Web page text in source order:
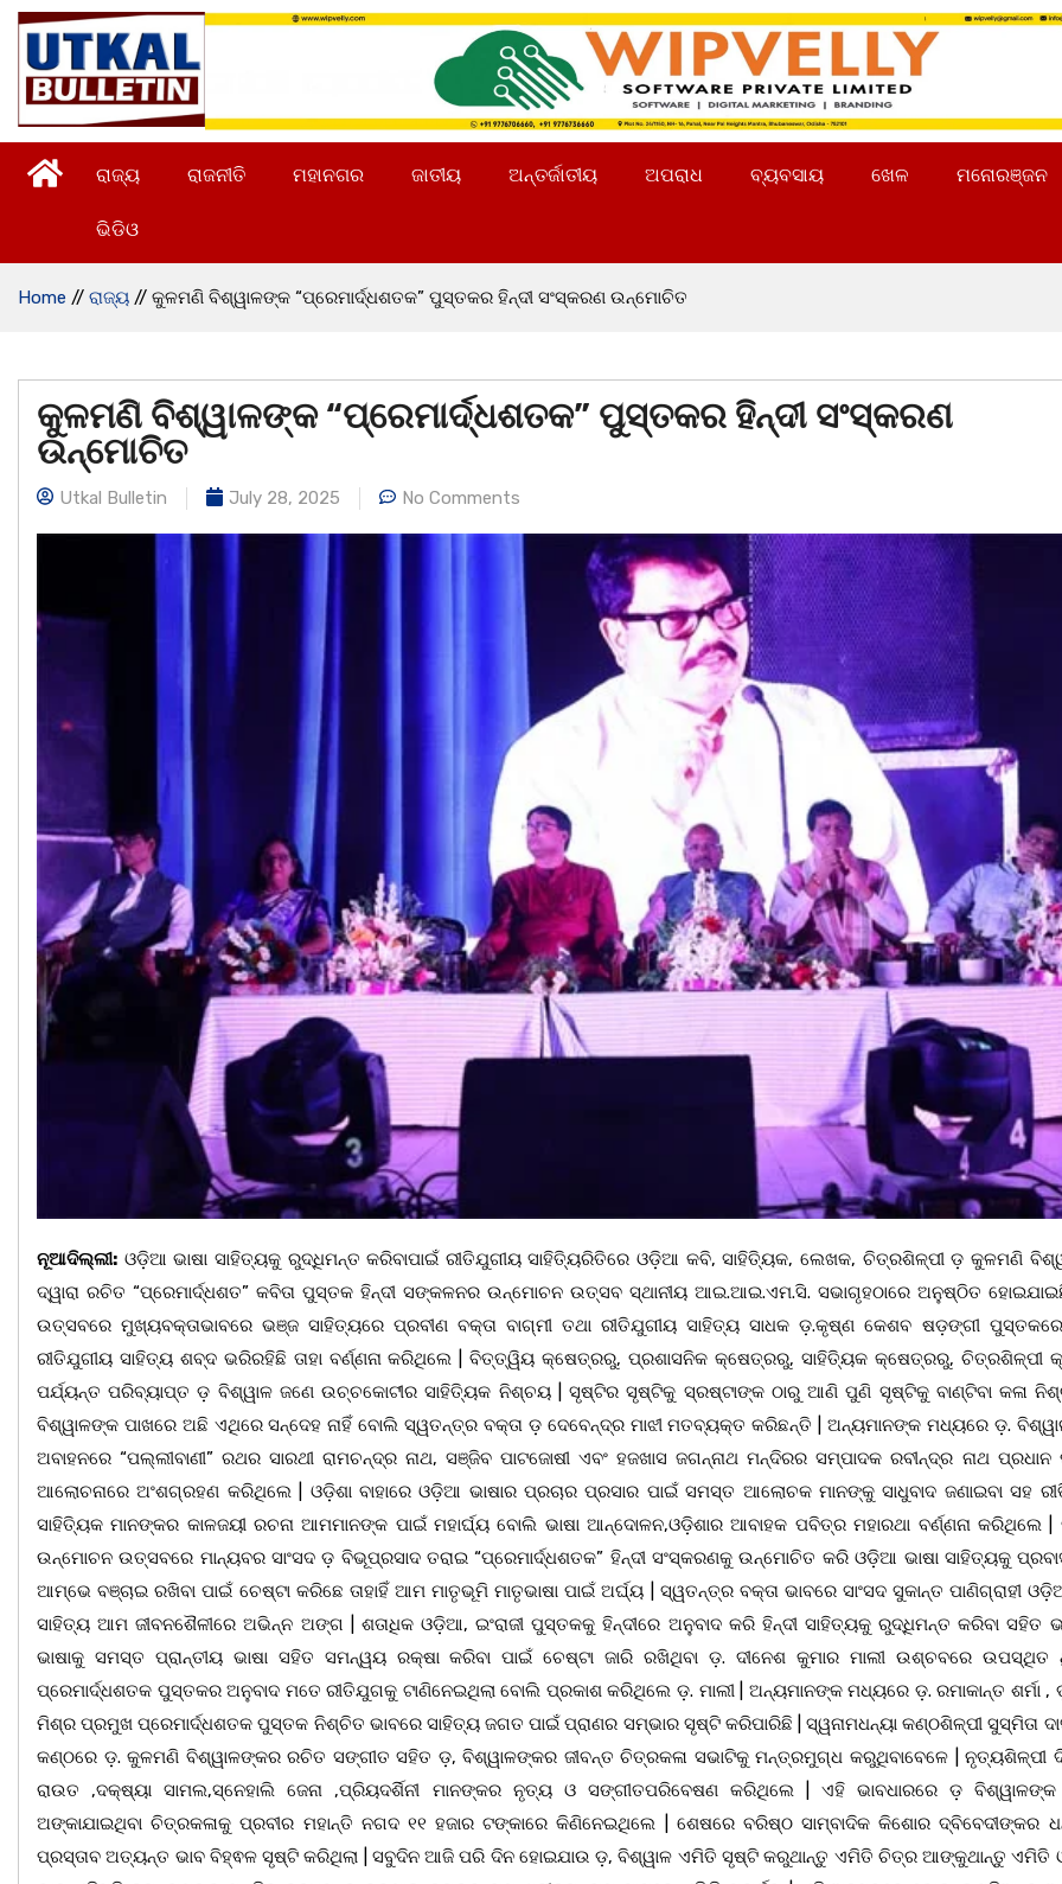
ରାଜ୍ୟ ରାଜନୀତି ମହାନଗର ଜାତୀୟ ଅନ୍ତର୍ଜାତୀୟ ଅପରାଧ ବ୍ୟବସାୟ ଖେଳ ମନୋରଞ୍ଜନ
ଭିଡିଓ
Home // ରାଜ୍ୟ // କୁଳମଣି ବିଶ୍ୱାଳଙ୍କ “ପ୍ରେମାର୍ଦ୍ଧଶତକ” ପୁସ୍ତକର ହିନ୍ଦୀ ସଂସ୍କରଣ ଉନ୍ମୋଚିତ
କୁଳମଣି ବିଶ୍ୱାଳଙ୍କ “ପ୍ରେମାର୍ଦ୍ଧଶତକ” ପୁସ୍ତକର ହିନ୍ଦୀ ସଂସ୍କରଣ
ଉନ୍ମୋଚିତ
Utkal Bulletin July 28, 2025 No Comments
ନୂଆଦିଲ୍ଲୀ: ଓଡ଼ିଆ ଭାଷା ସାହିତ୍ୟକୁ ରୁଦ୍ଧିମନ୍ତ କରିବାପାଇଁ ରୀତିଯୁଗୀୟ ସାହିତ୍ୟିରିତିରେ ଓଡ଼ିଆ କବି, ସାହିତ୍ୟିକ, ଲେଖକ, ଚିତ୍ରଶିଳ୍ପୀ ଡ଼ କୁଳମଣି
ଦ୍ୱାରା ରଚିତ “ପ୍ରେମାର୍ଦ୍ଧଶତ” କବିତା ପୁସ୍ତକ ହିନ୍ଦୀ ସଙ୍କଳନର ଉନ୍ମୋଚନ ଉତ୍ସବ ସ୍ଥାନୀୟ ଆଇ.ଆଇ.ଏମ.ସି. ସଭାଗୃହଠାରେ ଅନୁଷ୍ଠିତ
ଉତ୍ସବରେ ମୁଖ୍ୟବକ୍ତାଭାବରେ ଭଞ୍ଜ ସାହିତ୍ୟରେ ପ୍ରବୀଣ ବକ୍ତା ବାଗ୍ମୀ ତଥା ରୀତିଯୁଗୀୟ ସାହିତ୍ୟ ସାଧକ ଡ଼.କୃଷ୍ଣ କେଶବ ଷଡ଼ଙ୍ଗୀ
ରୀତିଯୁଗୀୟ ସାହିତ୍ୟ ଶବ୍ଦ ଭରିରହିଛି ତାହା ବର୍ଣ୍ଣନା କରିଥିଲେ | ବିତ୍ତ୍ୱିୟ କ୍ଷେତ୍ରରୁ, ପ୍ରଶାସନିକ କ୍ଷେତ୍ରରୁ, ସାହିତ୍ୟିକ କ୍ଷେତ୍ରରୁ, ଚିତ୍ରଶିଳ୍ପୀ
ପର୍ଯ୍ୟନ୍ତ ପରିବ୍ୟାପ୍ତ ଡ଼ ବିଶ୍ୱାଳ ଜଣେ ଉଚ୍ଚକୋଟୀର ସାହିତ୍ୟିକ ନିଶ୍ଚୟ | ସୃଷ୍ଟିର ସୃଷ୍ଟିକୁ ସ୍ରଷ୍ଟାଙ୍କ ଠାରୁ ଆଣି ପୁଣି ସୃଷ୍ଟିକୁ ବାଣ୍ଟିବା କଳା
ବିଶ୍ୱାଳଙ୍କ ପାଖରେ ଅଛି ଏଥିରେ ସନ୍ଦେହ ନାହିଁ ବୋଲି ସ୍ୱତନ୍ତ୍ର ବକ୍ତା ଡ଼ ଦେବେନ୍ଦ୍ର ମାଝୀ ମତବ୍ୟକ୍ତ କରିଛନ୍ତି | ଅନ୍ୟମାନଙ୍କ ମଧ୍ୟରେ ଡ଼.
ଅବାହନରେ “ପଲ୍ଲୀବାଣୀ” ରଥର ସାରଥୀ ରାମଚନ୍ଦ୍ର ନାଥ, ସଞ୍ଜିବ ପାଟଜୋଷୀ ଏବଂ ହଜଖାସ ଜଗନ୍ନାଥ ମନ୍ଦିରର ସମ୍ପାଦକ ରବୀନ୍ଦ୍ର ନାଥ
ଆଲୋଚନାରେ ଅଂଶଗ୍ରହଣ କରିଥିଲେ | ଓଡ଼ିଶା ବାହାରେ ଓଡ଼ିଆ ଭାଷାର ପ୍ରଚାର ପ୍ରସାର ପାଇଁ ସମସ୍ତ ଆଲୋଚକ ମାନଙ୍କୁ ସାଧୁବାଦ ଜଣାଇବା ସହ
ସାହିତ୍ୟିକ ମାନଙ୍କର କାଳଜୟୀ ରଚନା ଆମମାନଙ୍କ ପାଇଁ ମହାର୍ଘ୍ୟ ବୋଲି ଭାଷା ଆନ୍ଦୋଳନ,ଓଡ଼ିଶାର ଆବାହକ ପବିତ୍ର ମହାରଥା ବର୍ଣ୍ଣନା କରିଥିଲେ
ଉନ୍ମୋଚନ ଉତ୍ସବରେ ମାନ୍ୟବର ସାଂସଦ ଡ଼ ବିଭୂପ୍ରସାଦ ତରାଇ “ପ୍ରେମାର୍ଦ୍ଧଶତକ” ହିନ୍ଦୀ ସଂସ୍କରଣକୁ ଉନ୍ମୋଚିତ କରି ଓଡ଼ିଆ ଭାଷା ସାହିତ୍ୟକୁ
ଆମ୍ଭେ ବଞ୍ଚାଇ ରଖିବା ପାଇଁ ଚେଷ୍ଟା କରିଛେ ତାହାହିଁ ଆମ ମାତୃଭୂମି ମାତୃଭାଷା ପାଇଁ ଅର୍ଘ୍ୟ | ସ୍ୱତନ୍ତ୍ର ବକ୍ତା ଭାବରେ ସାଂସଦ ସୁକାନ୍ତ ପାଣିଗ୍ରାହୀ
ସାହିତ୍ୟ ଆମ ଜୀବନଶୈଳୀରେ ଅଭିନ୍ନ ଅଙ୍ଗ | ଶତାଧିକ ଓଡ଼ିଆ, ଇଂରାଜୀ ପୁସ୍ତକକୁ ହିନ୍ଦୀରେ ଅନୁବାଦ କରି ହିନ୍ଦୀ ସାହିତ୍ୟକୁ ରୁଦ୍ଧିମନ୍ତ କରିବା ସହିତ
ଭାଷାକୁ ସମସ୍ତ ପ୍ରାନ୍ତୀୟ ଭାଷା ସହିତ ସମନ୍ୱୟ ରକ୍ଷା କରିବା ପାଇଁ ଚେଷ୍ଟା ଜାରି ରଖିଥିବା ଡ଼. ଦୀନେଶ କୁମାର ମାଲୀ ଉଶ୍ଚବରେ ଉପସ୍ଥିତ
ପ୍ରେମାର୍ଦ୍ଧଶତକ ପୁସ୍ତକର ଅନୁବାଦ ମତେ ରୀତିଯୁଗକୁ ଟାଣିନେଇଥିଲା ବୋଲି ପ୍ରକାଶ କରିଥିଲେ ଡ଼. ମାଲୀ | ଅନ୍ୟମାନଙ୍କ ମଧ୍ୟରେ ଡ଼. ରମାକାନ୍ତ ଶର୍ମା ,
ମିଶ୍ର ପ୍ରମୁଖ ପ୍ରେମାର୍ଦ୍ଧଶତକ ପୁସ୍ତକ ନିଶ୍ଚିତ ଭାବରେ ସାହିତ୍ୟ ଜଗତ ପାଇଁ ପ୍ରାଣର ସମ୍ଭାର ସୃଷ୍ଟି କରିପାରିଛି | ସ୍ୱନାମଧନ୍ୟା କଣ୍ଠଶିଳ୍ପୀ ସୁସ୍ମିତା
କଣ୍ଠରେ ଡ଼. କୁଳମଣି ବିଶ୍ୱାଳଙ୍କର ରଚିତ ସଙ୍ଗୀତ ସହିତ ଡ଼, ବିଶ୍ୱାଳଙ୍କର ଜୀବନ୍ତ ଚିତ୍ରକଳା ସଭାଟିକୁ ମନ୍ତ୍ରମୁଗ୍ଧ କରୁଥିବାବେଳେ | ନୃତ୍ୟଶିଳ୍ପୀ
ରାଉତ ,ଦକ୍ଷ୍ୟା ସାମଲ,ସ୍ନେହାଲି ଜେନା ,ପ୍ରିୟଦର୍ଶିନୀ ମାନଙ୍କର ନୃତ୍ୟ ଓ ସଙ୍ଗୀତପରିବେଷଣ କରିଥିଲେ | ଏହି ଭାବଧାରରେ ଡ଼ ବିଶ୍ୱାଳଙ୍କ
ଅଙ୍କାଯାଇଥିବା ଚିତ୍ରକଳାକୁ ପ୍ରବୀର ମହାନ୍ତି ନଗଦ ୧୧ ହଜାର ଟଙ୍କାରେ କିଣିନେଇଥିଲେ | ଶେଷରେ ବରିଷ୍ଠ ସାମ୍ବାଦିକ କିଶୋର ଦ୍ବିବେଦୀଙ୍କର
ପ୍ରସ୍ତାବ ଅତ୍ୟନ୍ତ ଭାବ ବିହ୍ଵଳ ସୃଷ୍ଟି କରିଥିଲା | ସବୁଦିନ ଆଜି ପରି ଦିନ ହୋଇଯାଉ ଡ଼, ବିଶ୍ୱାଳ ଏମିତି ସୃଷ୍ଟି କରୁଥାନ୍ତୁ ଏମିତି ଚିତ୍ର ଆଙ୍କୁଥାନ୍ତୁ